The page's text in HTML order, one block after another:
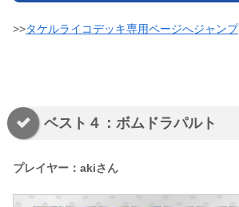
>>タケルライコデッキ専用ページへジャンプ
ベスト４：ボムドラパルト
プレイヤー：akiさん